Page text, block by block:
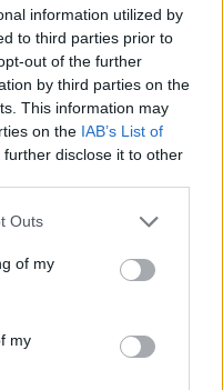
information utilized by
to third parties prior to
out of the further
by third parties on the
This information may
on the IAB’s List of
further disclose it to other
Outs
of my
my